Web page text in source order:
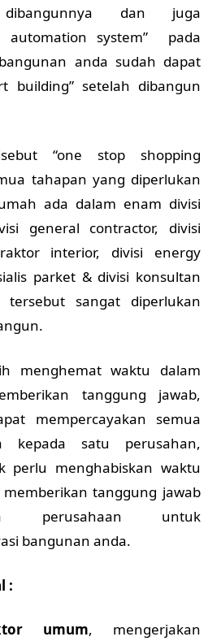
dan juga
automation system” pada
anda sudah dapat
building” setelah dibangun
“one stop shopping
tahapan yang diperlukan
ada dalam enam divisi
general contractor, divisi
interior, divisi energy
parket & divisi konsultan
tersebut sangat diperlukan
menghemat waktu dalam
tanggung jawab,
mempercayakan semua
kepada satu perusahan,
perlu menghabiskan waktu
tanggung jawab
perusahaan untuk
bangunan anda.
:
umum, mengerjakan